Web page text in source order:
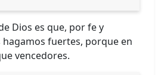
Dios es que, por fe y
hagamos fuertes, porque en
vencedores.